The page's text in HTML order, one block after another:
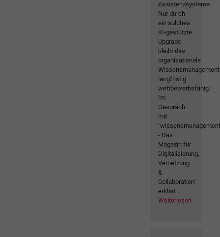
Assistenzsysteme.
Nur durch
ein solches
KI-gestützte
Upgrade
bleibt das
organisationale
Wissensmanagement
langfristig
wettbewerbsfähig.
Im
Gespräch
mit
- Das
Magazin für
Digitalisierung,
Vernetzung
&
Collaboration"
erklärt ...
Weiterlesen